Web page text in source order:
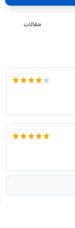
مقالات